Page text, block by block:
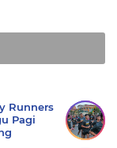
Runners
Pagi